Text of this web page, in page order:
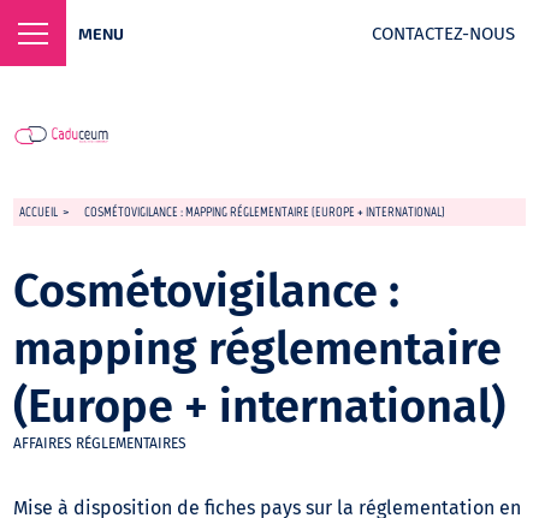
MENU CONTACTEZ-NOUS
ACCUEIL > COSMÉTOVIGILANCE : MAPPING RÉGLEMENTAIRE (EUROPE + INTERNATIONAL)
Cosmétovigilance :
mapping réglementaire
(Europe + international)
AFFAIRES RÉGLEMENTAIRES
Mise à disposition de fiches pays sur la réglementation en